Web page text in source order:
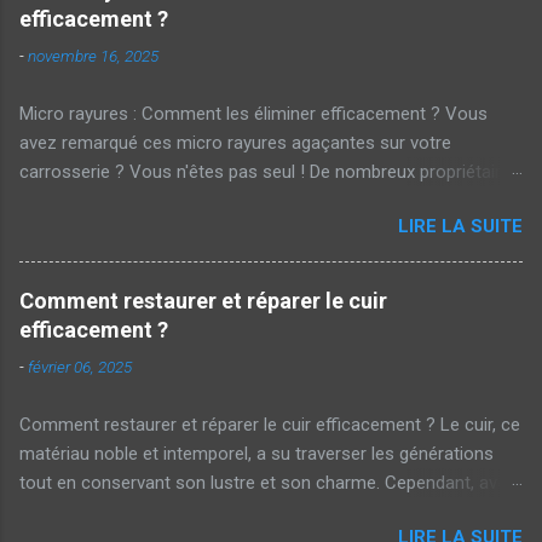
efficacement ?
-novembre 16, 2025
Micro rayures : Comment les éliminer efficacement ? Vous
avez remarqué ces micro rayures agaçantes sur votre
carrosserie ? Vous n'êtes pas seul ! De nombreux propriétaires
embêtantes . Mais alors, comment les éliminer efficacement ?
Cet article vous dévoile les secrets d'un polissage réussi.
Qu'est-ce qu'une micro rayure ? Les micro rayures sont de
petites égratignures superficielles qui apparaissent souvent sur
courantes telles que le lavage manuel avec un chiffon rugueux
Bien que discrètes, elles ternissent l'éclat de votre voiture.
Impact sur l'esthétique et la valeur Pour beaucoup, ces micro
rayures représentent un défaut esthétique majeur. En effet, une
LIRE LA SUITE
Comment restaurer et réparer le cuir
efficacement ?
- février 06, 2025
Comment restaurer et réparer le cuir efficacement ? Le cuir, ce
matériau noble et intemporel, a su traverser les générations
tout en conservant son lustre et son charme. Cependant, avec
LIRE LA SUITE